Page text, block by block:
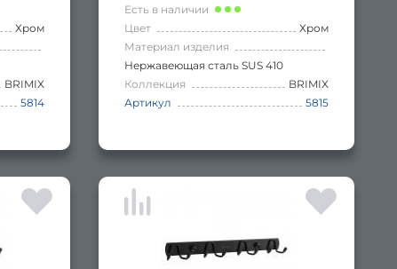
Хром
BRIMIX
5814
хром
Есть в наличии
Цвет
Хром
Материал изделия
Нержавеющая сталь SUS 410
Коллекция
BRIMIX
Артикул
5815